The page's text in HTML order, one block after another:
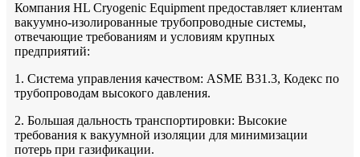
Компания HL Cryogenic Equipment предоставляет клиентам
вакуумно-изолированные трубопроводные системы,
отвечающие требованиям и условиям крупных
предприятий:
1. Система управления качеством: ASME B31.3, Кодекс по
трубопроводам высокого давления.
2. Большая дальность транспортировки: Высокие
требования к вакуумной изоляции для минимизации
потерь при газификации.